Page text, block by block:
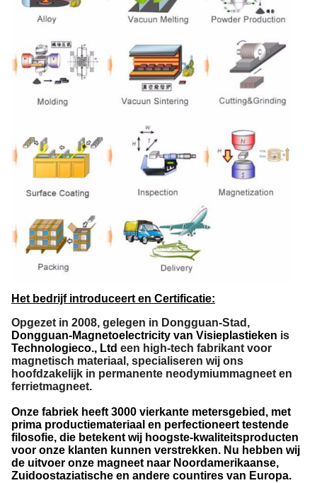
Het bedrijf introduceert en Certificatie:
Opgezet in 2008, gelegen in Dongguan-Stad,
Dongguan-Magnetoelectricity van Visieplastieken is
Technologieco., Ltd een high-tech fabrikant voor
magnetisch materiaal, specialiseren wij ons
hoofdzakelijk in permanente neodymiummagneet en
ferrietmagneet.
Onze fabriek heeft 3000 vierkante metersgebied, met
prima productiemateriaal en perfectioneert testende
filosofie, die betekent wij hoogste-kwaliteitsproducten
voor onze klanten kunnen verstrekken. Nu hebben wij
de uitvoer onze magneet naar Noordamerikaanse,
Zuidoostaziatische en andere countires van Europa.